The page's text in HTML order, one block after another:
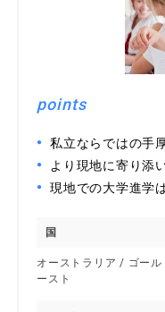
points
私立ならではの手
より現地に寄り添
現地での大学進学
国
オーストラリア / ゴール
ースト